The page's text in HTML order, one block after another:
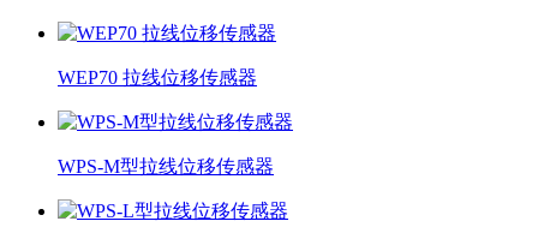
WEP70 拉线位移传感器
WPS-M型拉线位移传感器